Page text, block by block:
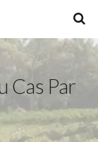
Cas Par